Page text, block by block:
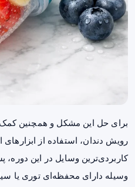
برای حل این مشکل و همچنین
رویش دندان، استفاده از
کاربردی‌ترین وسایل در این دوره،
وسیله دارای محفظه‌ای توری یا